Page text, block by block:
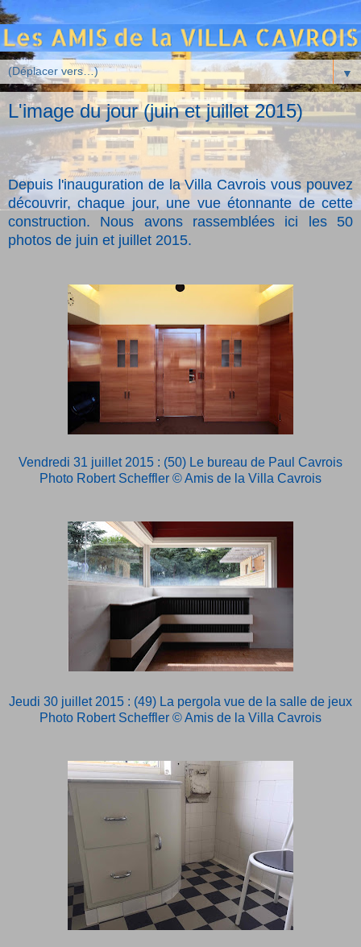
▼
L'image du jour (juin et juillet 2015)
Depuis l'inauguration de la Villa Cavrois vous pouvez
découvrir, chaque jour, une vue étonnante de cette
construction. Nous avons rassemblées ici les 50
photos de juin et juillet 2015.
Vendredi 31 juillet 2015 : (50) Le bureau de Paul Cavrois
Photo Robert Scheffler © Amis de la Villa Cavrois
Jeudi 30 juillet 2015 : (49) La pergola vue de la salle de jeux
Photo Robert Scheffler © Amis de la Villa Cavrois